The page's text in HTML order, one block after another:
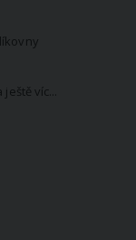
víc...